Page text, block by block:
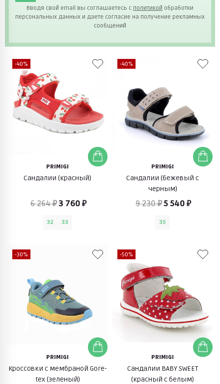
Вводя свой email вы соглашаетесь с политикой обработки
персональных данных и даете согласие на получение рекламных
сообщений
-40%
PRIMIGI
Сандалии (красный)
6 264 ₽3 760 ₽
32 33
-40%
PRIMIGI
Сандалии (бежевый с
черным)
9 230 ₽5 540 ₽
35
-30%
PRIMIGI
Кроссовки с мембраной Gore-
tex (зеленый)
-50%
PRIMIGI
Сандалии BABY SWEET
(красный с белым)